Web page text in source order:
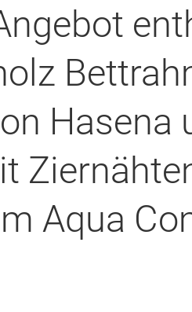
Aqua